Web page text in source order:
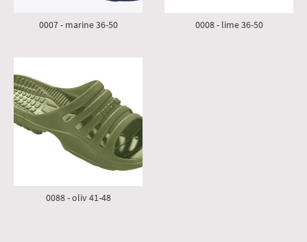
0007 - marine 36-50 0008 - lime 36-50
0088 - oliv 41-48